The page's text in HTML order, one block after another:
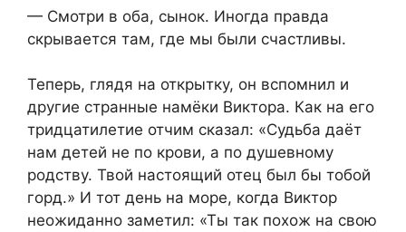
— Смотри в оба, сынок. Иногда правда
скрывается там, где мы были счастливы.
Теперь, глядя на открытку, он вспомнил и
другие странные намёки Виктора. Как на его
тридцатилетие отчим сказал: «Судьба даёт
нам детей не по крови, а по душевному
родству. Твой настоящий отец был бы тобой
горд.» И тот день на море, когда Виктор
неожиданно заметил: «Ты так похож на свою